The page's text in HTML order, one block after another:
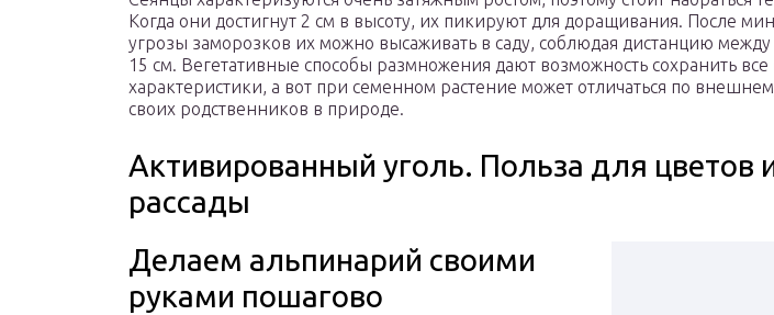
Когда они достигнут 2 см в высоту, их пикируют для доращивания. После
угрозы заморозков их можно высаживать в саду, соблюдая дистанцию между
15 см. Вегетативные способы размножения дают возможность сохранить
характеристики, а вот при семенном растение может отличаться по
своих родственников в природе.
Активированный уголь. Польза для цветов
рассады
Делаем альпинарий своими
руками пошагово